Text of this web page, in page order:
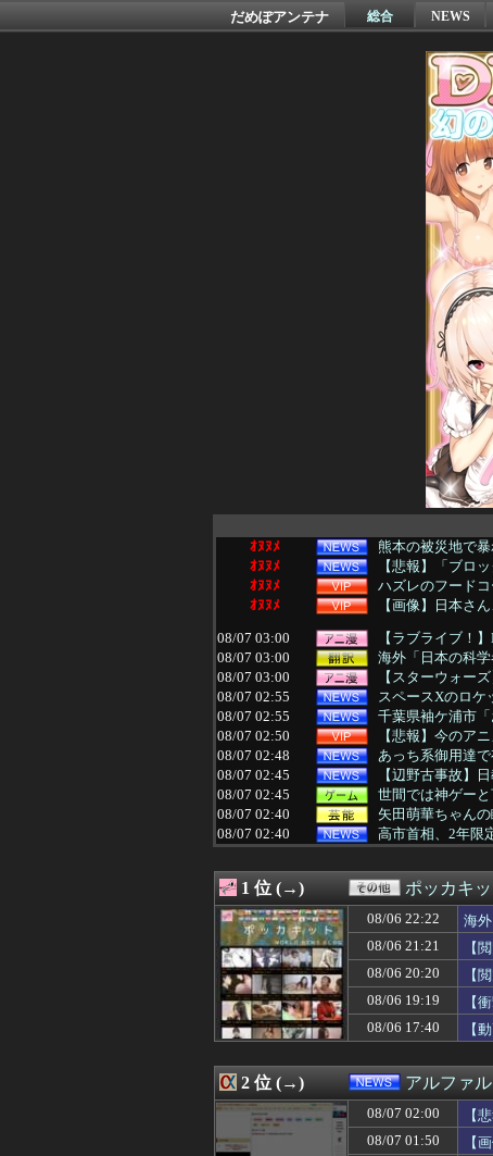
だめぽアンテナ 総合 NEWS
ｵﾇﾇﾒ
熊本の被災地で
ｵﾇﾇﾒ
【悲報】「ブロ
ｵﾇﾇﾒ
ハズレのフード
ｵﾇﾇﾒ
【画像】日本さ
08/07 03:00
【ラブライブ！
08/07 03:00
海外「日本の科
08/07 03:00
【スターウォー
08/07 02:55
スペースXのロケ
08/07 02:55
千葉県袖ケ浦市
08/07 02:50
【悲報】今のア
08/07 02:48
あっち系御用達
08/07 02:45
【辺野古事故】
08/07 02:45
世間では神ゲー
08/07 02:40
矢田萌華ちゃん
08/07 02:40
高市首相、2年限
08/07 02:37
【悲報】 週刊少
08/07 02:34
【超画像】小倉
08/07 02:34
「プチプチ」を
08/07 02:25
【驚愕】ロシア
08/07 02:18
暑すぎぃからの
08/07 02:17
日本の大相撲力
08/07 02:15
幼少ワイ「ワイ
08/07 02:15
FE万紫千紅さん
08/07 02:15
SEXに10万円払
08/07 02:12
【悲報】日本の
08/07 02:12
LIAR GAME -ラ
08/07 02:10
シカホワ村上宗
08/07 02:10
【画像】橋本マ
08/07 02:09
美味いウイスキ
1 位 (→) ポッカキッ
08/06 22:22
海
08/06 21:21
【
08/06 20:20
【
08/06 19:19
【
08/06 17:40
【
2 位 (→) アルファ
08/07 02:00
【
08/07 01:50
【